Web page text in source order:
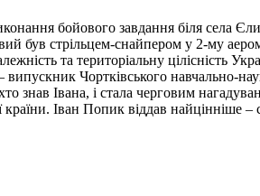
бойового завдання біля села
був стрільцем-снайпером у 2-му
та територіальну цілісність
Чортківського навчально-
знав Івана, і стала черговим
країни. Іван Попик віддав найцінніше